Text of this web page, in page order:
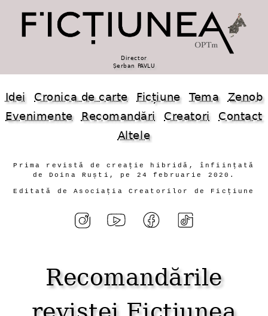
Director
Șerban PAVLU
Idei Cronica de carte Ficțiune Tema
Zenob
Evenimente
Recomandări Creatori
Contact
Altele
Prima revistă de creație hibridă, înființată
de Doina Ruști, pe 24 februarie 2020.
Editată de Asociația Creatorilor de Ficțiune
Recomandările